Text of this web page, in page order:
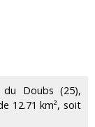
Doubs (25),
12.71 km², soit